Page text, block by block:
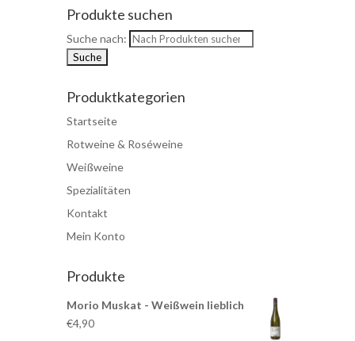
Produkte suchen
Suche nach:
Produktkategorien
Startseite
Rotweine & Roséweine
Weißweine
Spezialitäten
Kontakt
Mein Konto
Produkte
Morio Muskat - Weißwein lieblich
€4,90